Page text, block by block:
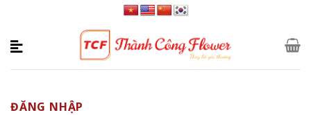
content
ĐĂNG NHẬP